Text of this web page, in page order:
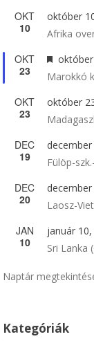
OKT
10
október
Afrika
OKT
23
Kiemelt
Marokkó
OKT
23
október
DEC
19
Fülöp-
DEC
20
Laosz-
JAN
10
január
Sri Lanka
Naptár
Kategóriák